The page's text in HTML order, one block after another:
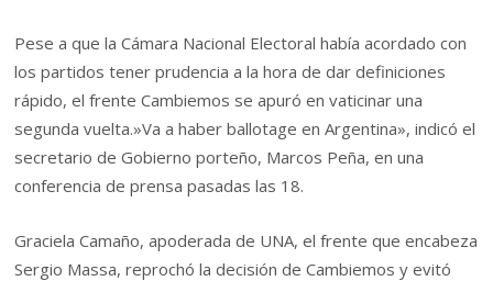
Pese a que la Cámara Nacional Electoral había acordado con
los partidos tener prudencia a la hora de dar definiciones
rápido, el frente Cambiemos se apuró en vaticinar una
segunda vuelta.»Va a haber ballotage en Argentina», indicó el
secretario de Gobierno porteño, Marcos Peña, en una
conferencia de prensa pasadas las 18.
Graciela Camaño, apoderada de UNA, el frente que encabeza
Sergio Massa, reprochó la decisión de Cambiemos y evitó